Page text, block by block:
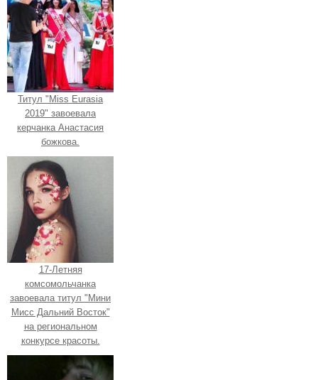
Титул "Miss Eurasia
2019" завоевала
керчанка Анастасия
божкова.
17-Летняя
комсомольчанка
завоевала титул "Мини
Мисс Дальний Восток"
на региональном
конкурсе красоты.